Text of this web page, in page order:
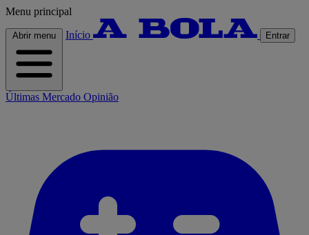
Menu principal
Abrir menu Início Entrar
Últimas Mercado Opinião